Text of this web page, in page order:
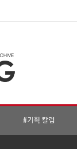
#기획 칼럼